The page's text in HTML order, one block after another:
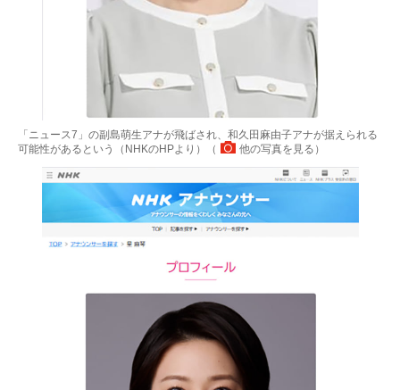
「ニュース7」の副島萌生アナが飛ばされ、和久田麻由子アナが据えられる
可能性があるという（NHKのHPより）（
他の写真を見る ）